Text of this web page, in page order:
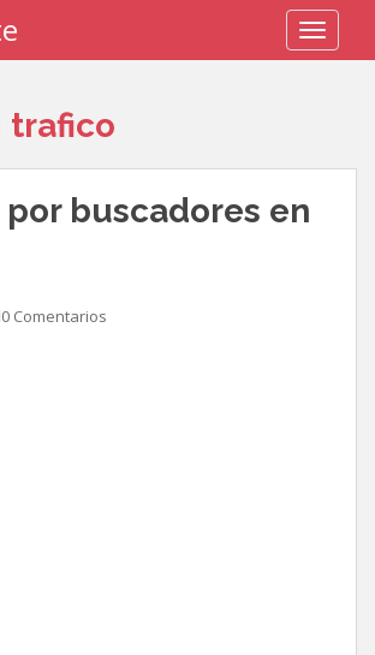
trafico
buscadores en
0 Comentarios